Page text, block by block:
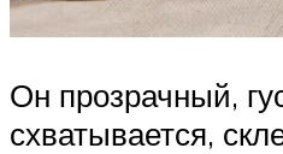
Он прозрачный,
схватывается,